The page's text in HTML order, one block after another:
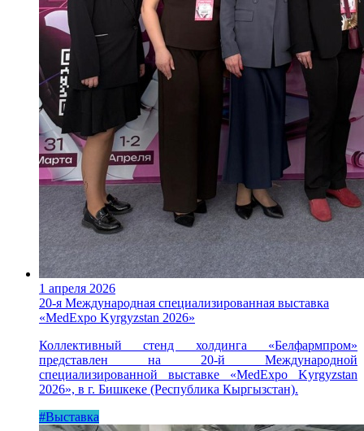
1 апреля 2026
20-я Международная специализированная выставка
«MedExpo Kyrgyzstan 2026»
Коллективный стенд холдинга «Белфармпром»
представлен на 20-й Международной
специализированной выставке «MedExpo Kyrgyzstan
2026», в г. Бишкеке (Республика Кыргызстан).
#Выставка